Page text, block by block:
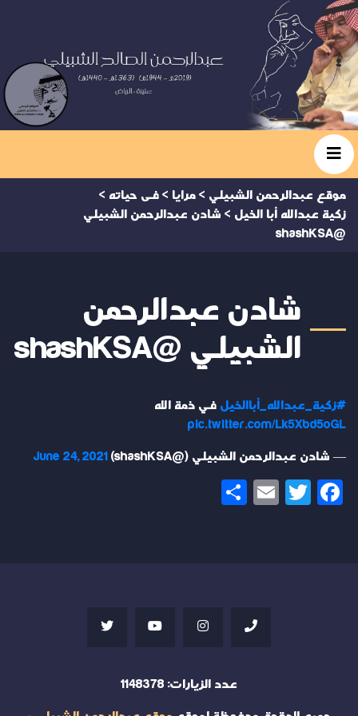
موقع عبدالرحمن الشبيلي > مرايا > فى حياته >
زكية عبدالله أبا الخيل > شادن عبدالرحمن الشبيلي
@shashKSA
شادن عبدالرحمن
الشبيلي @shashKSA
#زكية_عبدالله_أباالخيل في ذمة الله
pic.twitter.com/Lk5Xbd5oGL
— شادن عبدالرحمن الشبيلي (@shashKSA) June 24, 2021
Facebook
Twitter
Email
عدد الزيارات: 1148378